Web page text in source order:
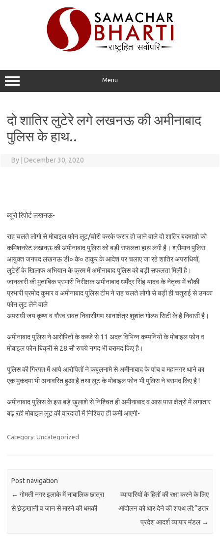
Menu
दो शातिर लुटेरे लगे लखनऊ की अमीनाबाद
पुलिस के हाथ..
By December 30, 2020
ब्यूरो रिपोर्ट लखनऊ-
राह चलते लोगो से मोबाइल फोन लूट/चोरी करके फरार हो जाने वाले दो शातिर बदमाशो को
कमिशनरेट लखनऊ की अमीनाबाद पुलिस को बड़ी सफलता हाथ लगी है। श्रीमान पुलिस
आयुक्त जनपद लखनऊ डी० के० ठाकुर के आदेश पर चलाए जा रहे शातिर अपराधियों,
लुटेरों के खिलाफ अभियान के क्रम में अमीनाबाद पुलिस को बड़ी सफलता मिली है।
जानकारी की मुताबिक प्रभारी निरीक्षक अमीनाबाद धर्मेंद्र सिंह यादव के नेतृत्व में चौकी
प्रभारी प्रमोद कुमार व अमीनाबाद पुलिस टीम ने राह चलते लोगो से बड़ी ही चतुराई से उनका
फोन लुट लेने वाले
अपराधी जय कृष्ण व गौरव रावत निवासीगण थानाक्षेत्र शुशांत गोल्फ सिटी के है निवासी है।
अमीनाबाद पुलिस ने आरोपितों के कब्जे से 11 अदत विभिन्न कम्पनियों के मोबाइल फोन व
मोबाइल फोन बिक्री से 28 सौ रुपये नगद भी बरामद किए है।
पुलिस की गिरफ्त में आये आरोपितों ने कबूलनामे से अमीनाबाद के पांच व महानगर थाने का
एक मुकदमा भी अनावरित हुआ है तथा लूट के मोबाइल फोन भी पुलिस ने बरामद किए है !
अमीनाबाद पुलिस के इस बड़े ख़ुलाशे से निश्चित ही अमीनाबाद व आस पास क्षेत्रो में लगातार
बढ़ रही मोबाइल लूट की वारदातों में निश्चित ही कमी आएगी-
Category: Uncategorized
Post navigation
← गोमती नगर इलाके में नाबालिक छात्रा
से छेड़खानी व जान से मारने की धमकी
व्यापारियों के हितों की रक्षा करने के लिए
आंदोलन को धार देने की शपथ ली:”उत्तर
प्रदेश आदर्श व्यापार मंडल →